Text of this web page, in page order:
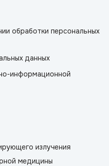
обработки персональных
данных
информационной
излучения
медицины